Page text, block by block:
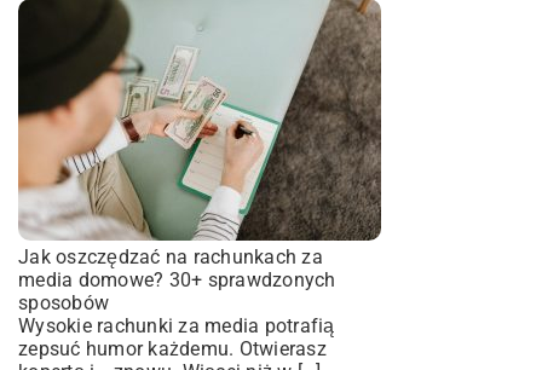
Jak oszczędzać na rachunkach za
media domowe? 30+ sprawdzonych
sposobów
Wysokie rachunki za media potrafią
zepsuć humor każdemu. Otwierasz